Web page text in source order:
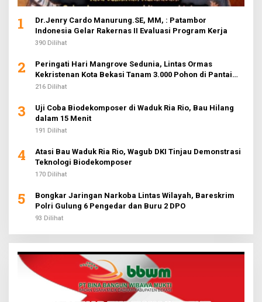
1
Dr.Jenry Cardo Manurung.SE, MM, : Patambor
Indonesia Gelar Rakernas II Evaluasi Program Kerja
390 Dilihat
2
Peringati Hari Mangrove Sedunia, Lintas Ormas
Kekristenan Kota Bekasi Tanam 3.000 Pohon di Pantai
Sederhana
216 Dilihat
3
Uji Coba Biodekomposer di Waduk Ria Rio, Bau Hilang
dalam 15 Menit
191 Dilihat
4
Atasi Bau Waduk Ria Rio, Wagub DKI Tinjau Demonstrasi
Teknologi Biodekomposer
170 Dilihat
5
Bongkar Jaringan Narkoba Lintas Wilayah, Bareskrim
Polri Gulung 6 Pengedar dan Buru 2 DPO
93 Dilihat